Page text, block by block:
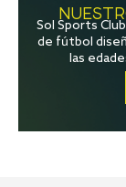
Sol Sports
de fútbol
las